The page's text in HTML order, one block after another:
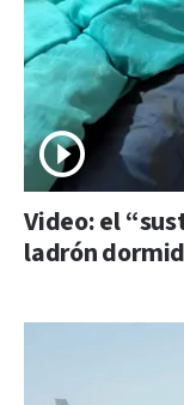
Video: el
ladrón